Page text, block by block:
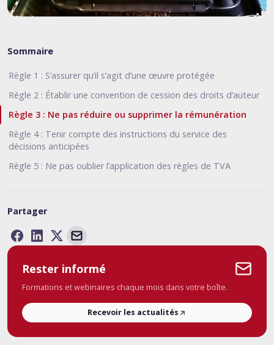
Sommaire
Règle 1 : S’assurer qu’il s’agit d’une œuvre protégée
Règle 2 : Établir une convention de cession des droits d’auteur
Règle 3 : Ne pas réduire ou supprimer la rémunération
Règle 4 : Tenir compte des instructions du service des
décisions anticipées
Règle 5 : Ne pas oublier l’application des règles de TVA
Partager
Rester informé
Formations et webinaires chaque mois dans votre boîte.
Recevoir les actualités